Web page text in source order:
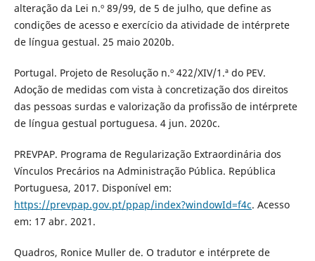
alteração da Lei n.º 89/99, de 5 de julho, que define as
condições de acesso e exercício da atividade de intérprete
de língua gestual. 25 maio 2020b.
Portugal. Projeto de Resolução n.º 422/XIV/1.ª do PEV.
Adoção de medidas com vista à concretização dos direitos
das pessoas surdas e valorização da profissão de intérprete
de língua gestual portuguesa. 4 jun. 2020c.
PREVPAP. Programa de Regularização Extraordinária dos
Vínculos Precários na Administração Pública. República
Portuguesa, 2017. Disponível em:
https://prevpap.gov.pt/ppap/index?windowId=f4c. Acesso
em: 17 abr. 2021.
Quadros, Ronice Muller de. O tradutor e intérprete de